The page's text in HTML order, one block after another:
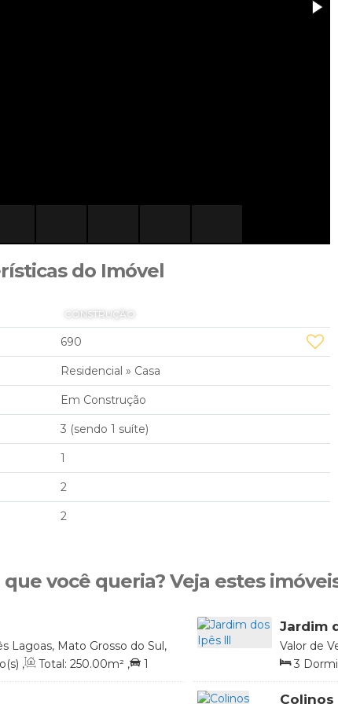
do Imóvel
CONSTRUÇÃO
690
Residencial » Casa
Em Construção
3 (sendo 1 suíte)
1
2
2
que você queria? Veja estes
Lagoas, Mato Grosso do Sul,
, Total: 250.00m² ,
1
Jardim
Valor de
Brasil
3
Total: 227
Colinos